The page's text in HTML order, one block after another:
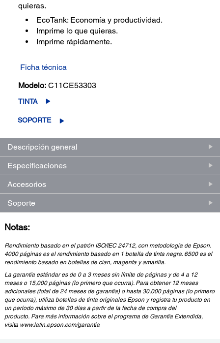
quieras.
EcoTank: Economía y productividad.
Imprime lo que quieras.
Imprime rápidamente.
Ficha técnica
Modelo: C11CE53303
TINTA
SOPORTE
Descripción general
Especificaciones
Accesorios
Soporte
Notas:
Rendimiento basado en el patrón ISO/IEC 24712, con metodología de Epson.
4000 páginas es el rendimiento basado en 1 botella de tinta negra. 6500 es el
rendimiento basado en botellas de cian, magenta y amarilla.
La garantía estándar es de 0 a 3 meses sin límite de páginas y de 4 a 12
meses o 15,000 páginas (lo primero que ocurra). Para obtener 12 meses
adicionales (total de 24 meses de garantía) o hasta 30,000 páginas (lo primero
que ocurra), utiliza botellas de tinta originales Epson y registra tu producto en
un período máximo de 30 días a partir de la fecha de compra del
producto. Para más información sobre el programa de Garantía Extendida,
visita www.latin.epson.com/garantia